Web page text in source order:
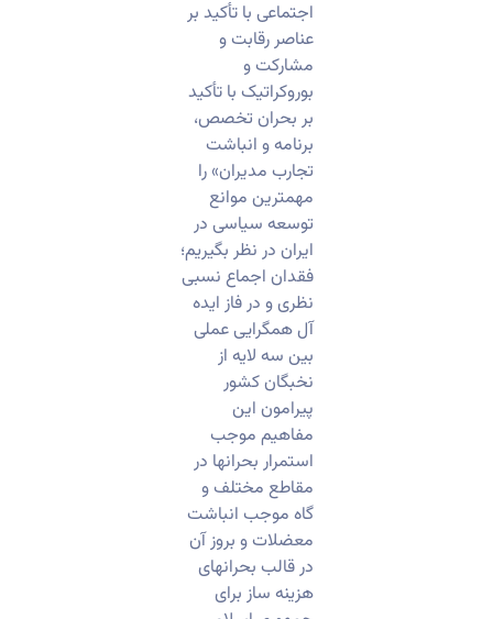
اجتماعی با تأکید بر
عناصر رقابت و
مشارکت و
بوروکراتیک با تأکید
بر بحران تخصص،
برنامه و انباشت
تجارب مدیران» را
مهمترین موانع
توسعه سیاسی در
ایران در نظر بگیریم؛
فقدان اجماع نسبی
نظری و در فاز ایده
آل همگرایی عملی
بین سه لایه از
نخبگان کشور
پیرامون این
مفاهیم موجب
استمرار بحرانها در
مقاطع مختلف و
گاه موجب انباشت
معضلات و بروز آن
در قالب بحرانهای
هزینه ساز برای